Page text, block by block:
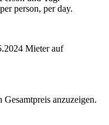
person, per day.
Mieter auf
anzuzeigen.